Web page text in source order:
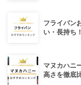
フライパン
い・長持ち
マヌカハニ
高さを徹底